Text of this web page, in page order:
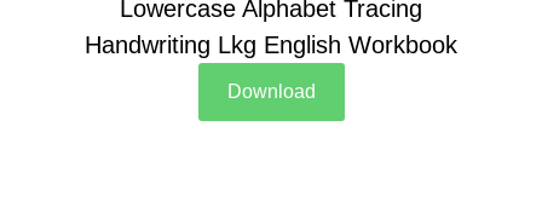
Lowercase Alphabet Tracing
Handwriting Lkg English Workbook
Download